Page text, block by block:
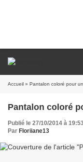
Accueil » Pantalon coloré pour
Pantalon coloré
Publié le 27/10/2014 à
Par Floriiane13